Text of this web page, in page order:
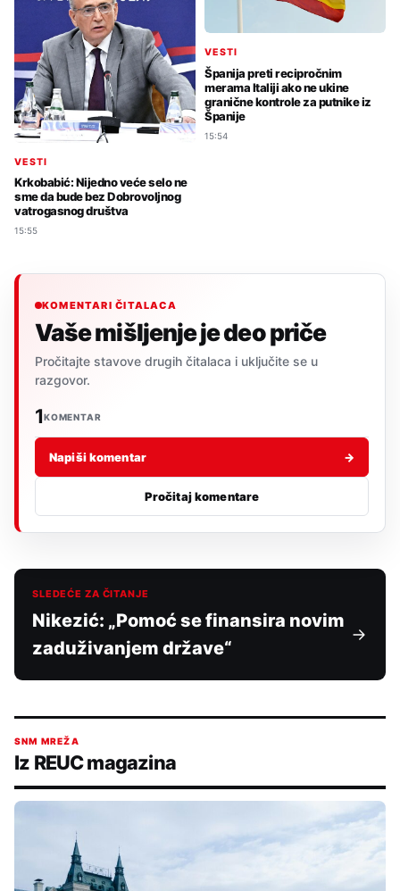
VESTI
Krkobabić: Nijedno veće selo ne
sme da bude bez Dobrovoljnog
vatrogasnog društva
15:55
VESTI
Španija preti recipročnim
merama Italiji ako ne ukine
granične kontrole za putnike iz
Španije
15:54
KOMENTARI ČITALACA
Vaše mišljenje je deo priče
Pročitajte stavove drugih čitalaca i uključite se u
razgovor.
1KOMENTAR
Napiši komentar →
Pročitaj komentare
SLEDEĆE ZA ČITANJE
Nikezić: „Pomoć se finansira novim
zaduživanjem države“
SNM MREŽA
Iz REUC magazina